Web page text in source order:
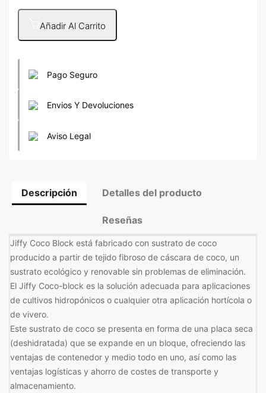
Añadir Al Carrito
Pago Seguro
Envios Y Devoluciones
Aviso Legal
Descripción Detalles del producto
Reseñas
Jiffy Coco Block está fabricado con sustrato de coco
producido a partir de tejido fibroso de cáscara de coco, un
sustrato ecológico y renovable sin problemas de eliminación.
El Jiffy Coco-block es la solución adecuada para aplicaciones
de cultivos hidropónicos o cualquier otra aplicación hortícola o
de vivero.
Este sustrato de coco se presenta en forma de una placa seca
(deshidratada) que se expande en un bloque, ofreciendo las
ventajas de contenedor y medio todo en uno, así como las
ventajas logísticas y ahorro de costes de transporte y
almacenamiento.